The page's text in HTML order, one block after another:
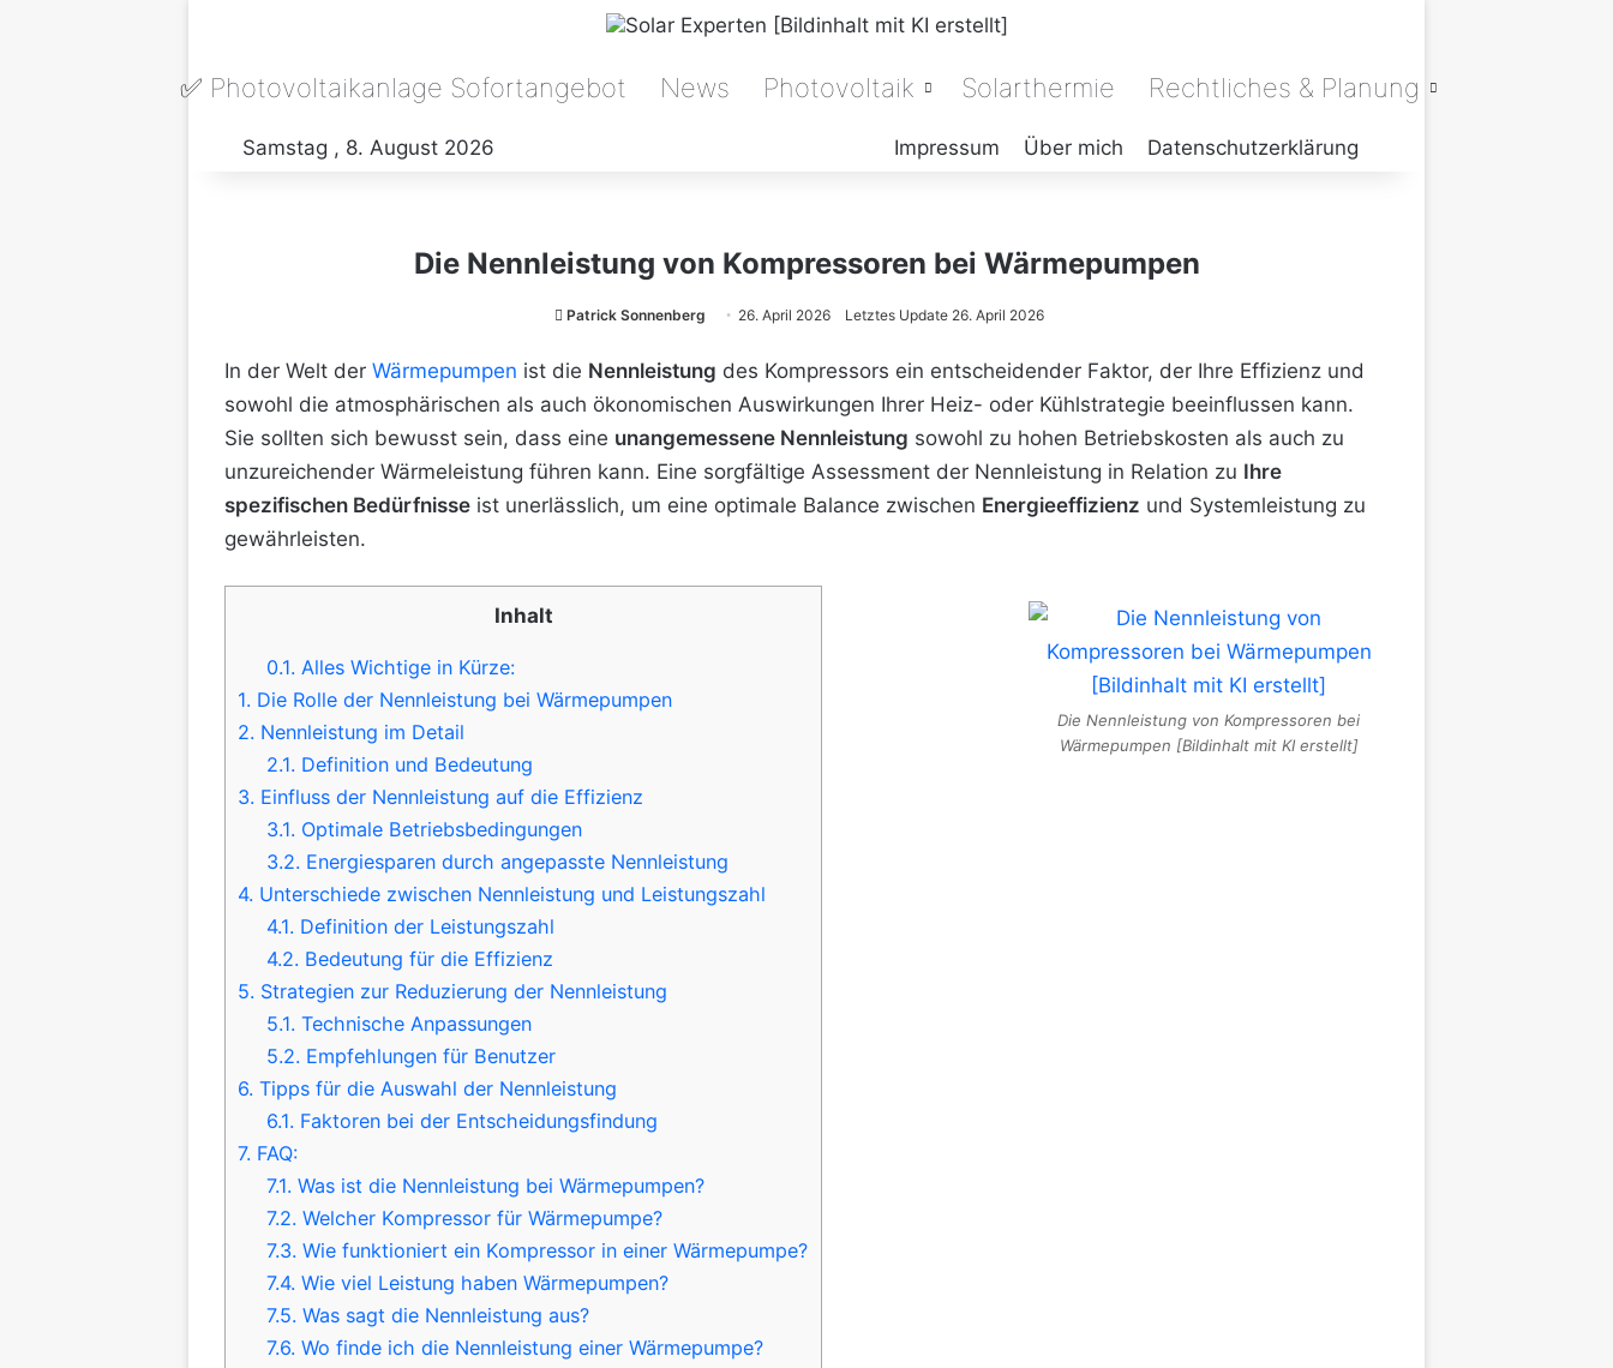
✅ Photovoltaikanlage Sofortangebot News Photovoltaik Solarthermie Rechtliches & Planung
Samstag , 8. August 2026 Impressum Über mich Datenschutzerklärung
Die Nennleistung von Kompressoren bei Wärmepumpen
Patrick Sonnenberg 26. April 2026 Letztes Update 26. April 2026
In der Welt der Wärmepumpen ist die Nennleistung des Kompressors ein entscheidender Faktor, der Ihre Effizienz und
sowohl die atmosphärischen als auch ökonomischen Auswirkungen Ihrer Heiz- oder Kühlstrategie beeinflussen kann.
Sie sollten sich bewusst sein, dass eine unangemessene Nennleistung sowohl zu hohen Betriebskosten als auch zu
unzureichender Wärmeleistung führen kann. Eine sorgfältige Assessment der Nennleistung in Relation zu Ihre
spezifischen Bedürfnisse ist unerlässlich, um eine optimale Balance zwischen Energieeffizienz und Systemleistung zu
gewährleisten.
Die Nennleistung von Kompressoren bei
Wärmepumpen [Bildinhalt mit KI erstellt]
Inhalt
0.1. Alles Wichtige in Kürze:
1. Die Rolle der Nennleistung bei Wärmepumpen
2. Nennleistung im Detail
2.1. Definition und Bedeutung
3. Einfluss der Nennleistung auf die Effizienz
3.1. Optimale Betriebsbedingungen
3.2. Energiesparen durch angepasste Nennleistung
4. Unterschiede zwischen Nennleistung und Leistungszahl
4.1. Definition der Leistungszahl
4.2. Bedeutung für die Effizienz
5. Strategien zur Reduzierung der Nennleistung
5.1. Technische Anpassungen
5.2. Empfehlungen für Benutzer
6. Tipps für die Auswahl der Nennleistung
6.1. Faktoren bei der Entscheidungsfindung
7. FAQ:
7.1. Was ist die Nennleistung bei Wärmepumpen?
7.2. Welcher Kompressor für Wärmepumpe?
7.3. Wie funktioniert ein Kompressor in einer Wärmepumpe?
7.4. Wie viel Leistung haben Wärmepumpen?
7.5. Was sagt die Nennleistung aus?
7.6. Wo finde ich die Nennleistung einer Wärmepumpe?